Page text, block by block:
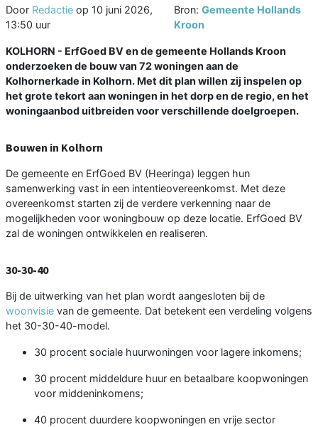
Door Redactie op 10 juni 2026,
13:50 uur
Bron:Gemeente Hollands
Kroon
KOLHORN - ErfGoed BV en de gemeente Hollands Kroon
onderzoeken de bouw van 72 woningen aan de
Kolhornerkade in Kolhorn. Met dit plan willen zij inspelen op
het grote tekort aan woningen in het dorp en de regio, en het
woningaanbod uitbreiden voor verschillende doelgroepen.
Bouwen in Kolhorn
De gemeente en ErfGoed BV (Heeringa) leggen hun
samenwerking vast in een intentieovereenkomst. Met deze
overeenkomst starten zij de verdere verkenning naar de
mogelijkheden voor woningbouw op deze locatie. ErfGoed BV
zal de woningen ontwikkelen en realiseren.
30-30-40
Bij de uitwerking van het plan wordt aangesloten bij de
woonvisie van de gemeente. Dat betekent een verdeling volgens
het 30-30-40-model.
30 procent sociale huurwoningen voor lagere inkomens;
30 procent middeldure huur en betaalbare koopwoningen
voor middeninkomens;
40 procent duurdere koopwoningen en vrije sector